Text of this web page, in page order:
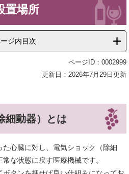
置場所
ジ内目次
ページID：0002999
更新日：2026年7月29日更新
細動器）とは
心臓に対し、電気ショック（除細
な状態に戻す医療機械です。